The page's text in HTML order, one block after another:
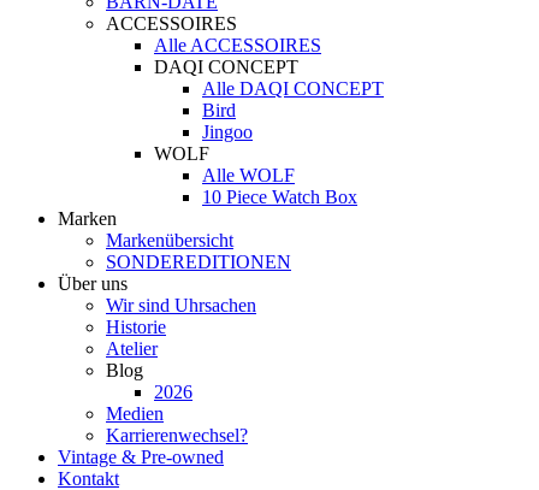
ACCESSOIRES
Alle ACCESSOIRES
DAQI CONCEPT
Alle DAQI CONCEPT
Bird
Jingoo
WOLF
Alle WOLF
10 Piece Watch Box
Marken
Markenübersicht
SONDEREDITIONEN
Über uns
Wir sind Uhrsachen
Historie
Atelier
Blog
2026
Medien
Karrierenwechsel?
Vintage & Pre-owned
Kontakt